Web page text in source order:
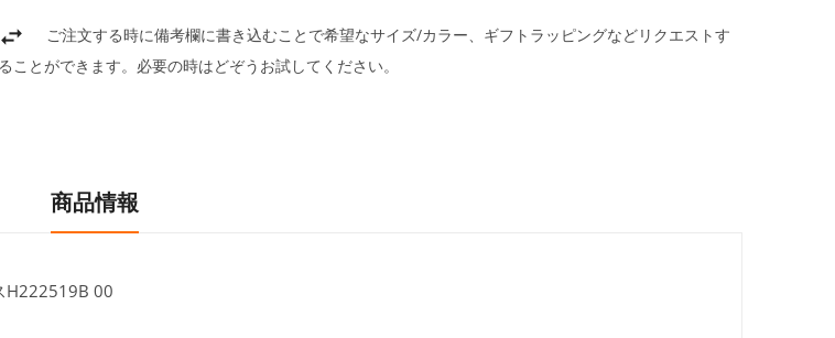
ご注文する時に備考欄に書き込むことで希望なサイズ/カラー、ギフトラッピングなどリクエストす
ることができます。必要の時はどぞうお試してください。
商品情報
H222519B 00